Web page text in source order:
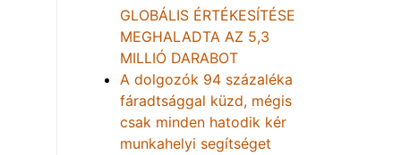
GLOBÁLIS ÉRTÉKESÍTÉSE
MEGHALADTA AZ 5,3
MILLIÓ DARABOT
A dolgozók 94 százaléka
fáradtsággal küzd, mégis
csak minden hatodik kér
munkahelyi segítséget